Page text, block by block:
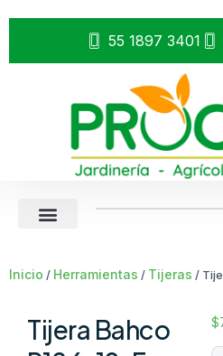
55 1897 3401
Inicio / Herramientas / Tijeras /
Tijera Bahco
$